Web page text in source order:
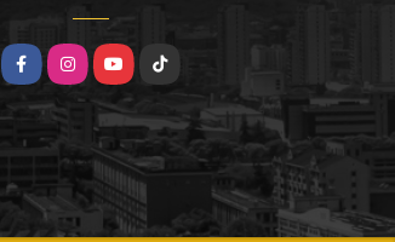
FacebookInstagramYouTube
TikTok